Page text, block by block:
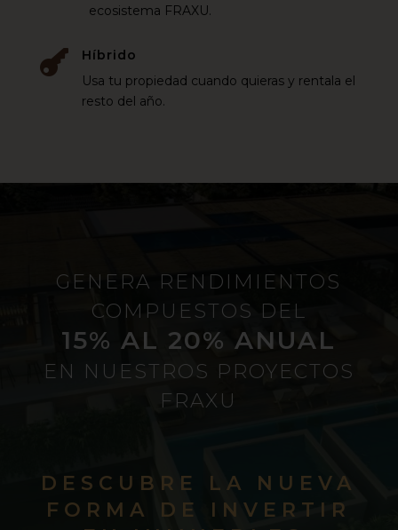
ecosistema FRAXU.

Híbrido
Usa tu propiedad cuando quieras y rentala el
resto del año.
GENERA RENDIMIENTOS
COMPUESTOS DEL
15% AL 20% ANUAL
EN NUESTROS PROYECTOS
FRAXU
DESCUBRE LA NUEVA
FORMA DE INVERTIR